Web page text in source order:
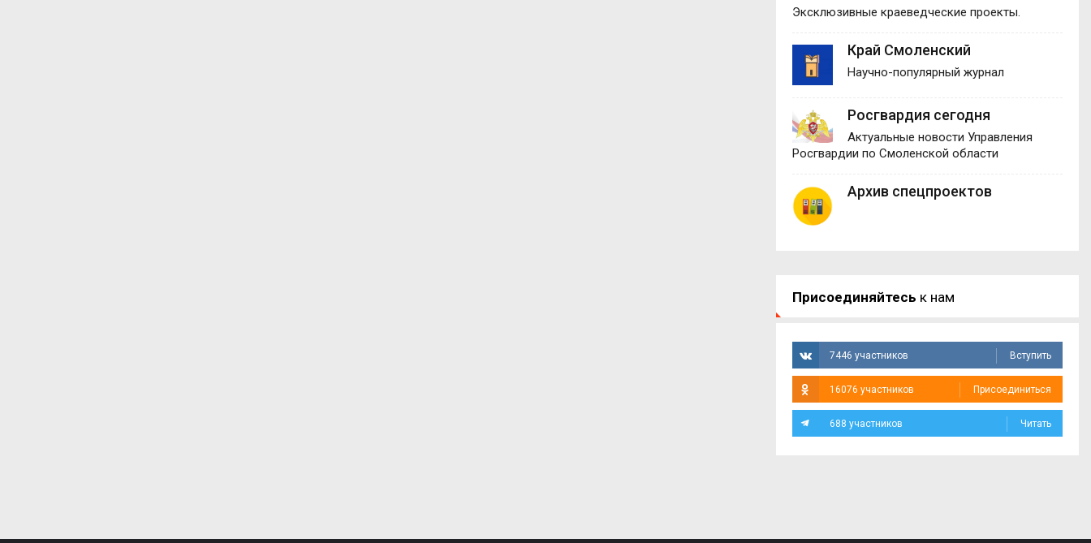
Эксклюзивные краеведческие проекты.
Край Смоленский
Научно-популярный журнал
Росгвардия сегодня
Актуальные новости Управления
Росгвардии по Смоленской области
Архив спецпроектов
Присоединяйтесь к нам
7446 участников Вступить
16076 участников Присоединиться
688 участников Читать